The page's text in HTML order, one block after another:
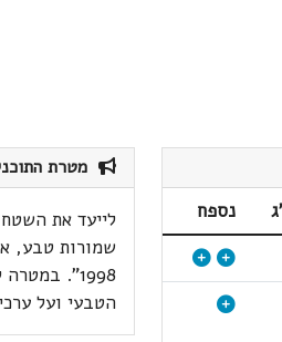
נספח
מטרת
לייעד את
שמורות טבע,
1998".
הטבעי ועל